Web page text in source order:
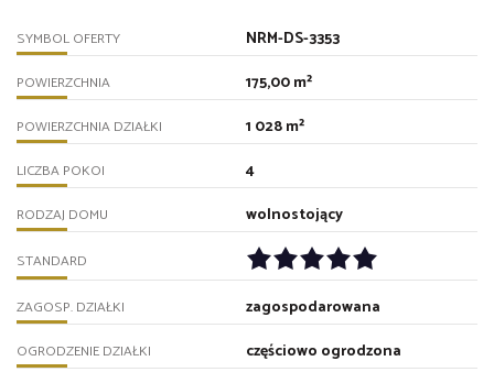
SYMBOL OFERTY NRM-DS-3353
POWIERZCHNIA 175,00 m²
POWIERZCHNIA DZIAŁKI 1 028 m²
LICZBA POKOI 4
RODZAJ DOMU wolnostojący
STANDARD
ZAGOSP. DZIAŁKI zagospodarowana
OGRODZENIE DZIAŁKI częściowo ogrodzona